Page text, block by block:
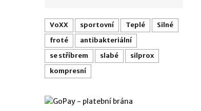
VoXX sportovní Teplé
Silné
froté
antibakteriální
se stříbrem
slabé
silprox
kompresní